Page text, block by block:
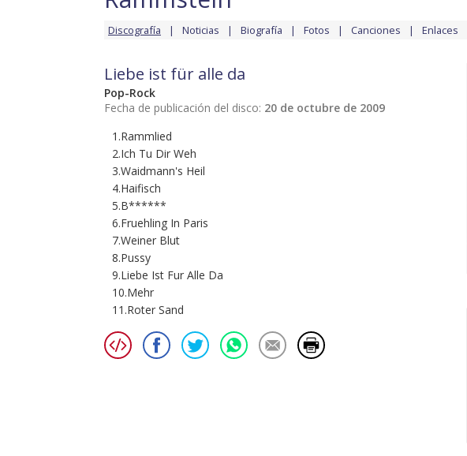
Discografía Noticias Biografía Fotos Canciones Enlaces
Liebe ist für alle da
Pop-Rock
Fecha de publicación del disco: 20 de octubre de 2009
1.Rammlied
2.Ich Tu Dir Weh
3.Waidmann's Heil
4.Haifisch
5.B******
6.Fruehling In Paris
7.Weiner Blut
8.Pussy
9.Liebe Ist Fur Alle Da
10.Mehr
11.Roter Sand